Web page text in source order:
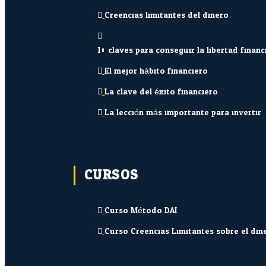
Creencias limitantes del dinero
10 claves para conseguir la libertad
El mejor hábito financiero
La clave del éxito financiero
La lección más importante para invertir
CURSOS
Curso Método DAI
Curso Creencias Limitantes sobre el